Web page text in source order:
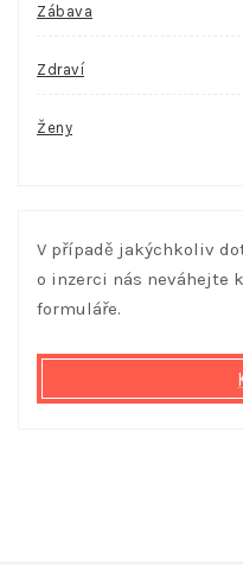
Zábava
Zdraví
Ženy
V případě jakýchkoliv
o inzerci nás neváhejte
formuláře.